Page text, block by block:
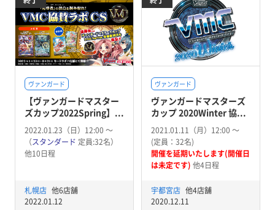
ヴァンガード
【ヴァンガードマスター
ズカップ2022Spring】...
2022.01.23（日）12:00 〜
（スタンダード 定員:32名）
他10日程
札幌店 他6店舗
2022.01.12
ヴァンガード
ヴァンガードマスターズ
カップ 2020Winter 協...
2021.01.11（月）12:00 〜
(定員：32名)
開催を延期いたします(開催日
は未定です) 他4日程
宇都宮店 他4店舗
2020.12.11